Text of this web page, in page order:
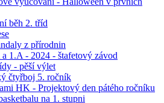
běh 2. tříd
z přírodnin
1.A - 2024 - štafetový závod
- pěší výlet
čtyřboj 5. ročník
HK - Projektový den pátého ročníku
na 1. stupni